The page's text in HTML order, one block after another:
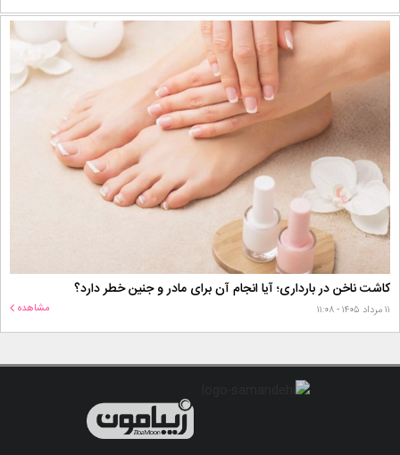
کاشت ناخن در بارداری؛ آیا انجام آن برای مادر و جنین خطر دارد؟
۱۱ مرداد ۱۴۰۵ - ۱۱:۰۸ مشاهده